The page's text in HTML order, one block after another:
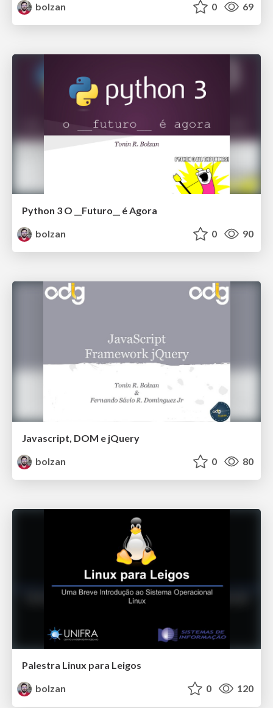
bolzan
0 69
Python 3 O __Futuro__ é Agora
bolzan
0 90
Javascript, DOM e jQuery
bolzan
0 80
Palestra Linux para Leigos
bolzan
0 120